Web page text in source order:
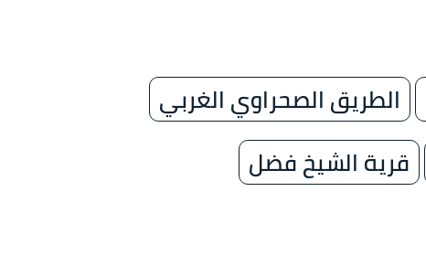
الطريق الصحراوي الغربي
قرية الشيخ فضل